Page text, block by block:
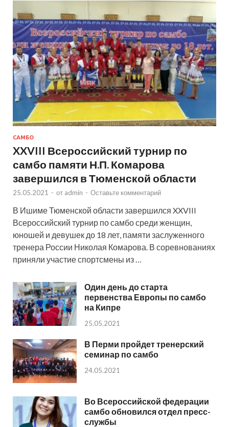
САМБО
XXVIII Всероссийский турнир по
самбо памяти Н.П. Комарова
завершился в Тюменской области
25.05.2021 - от admin - Оставьте комментарий
В Ишиме Тюменской области завершился XXVIII
Всероссийский турнир по самбо среди женщин,
юношей и девушек до 18 лет, памяти заслуженного
тренера России Николая Комарова. В соревнованиях
приняли участие спортсмены из …
Один день до старта
первенства Европы по самбо
на Кипре
25.05.2021
В Перми пройдет тренерский
семинар по самбо
24.05.2021
Во Всероссийской федерации
самбо обновился отдел пресс-
службы